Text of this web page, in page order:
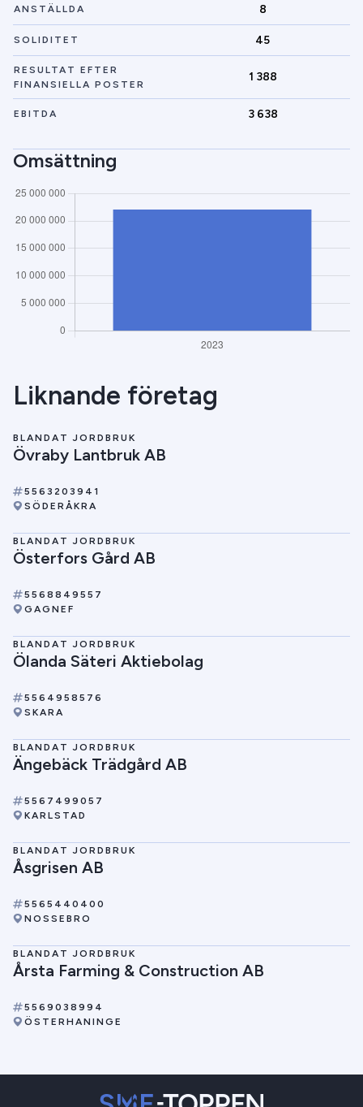
ANSTÄLLDA 8
SOLIDITET 45
RESULTAT EFTER
FINANSIELLA POSTER
1 388
EBITDA 3 638
Omsättning
Liknande företag
BLANDAT JORDBRUK
Övraby Lantbruk AB
5563203941
SÖDERÅKRA
BLANDAT JORDBRUK
Österfors Gård AB
5568849557
GAGNEF
BLANDAT JORDBRUK
Ölanda Säteri Aktiebolag
5564958576
SKARA
BLANDAT JORDBRUK
Ängebäck Trädgård AB
5567499057
KARLSTAD
BLANDAT JORDBRUK
Åsgrisen AB
5565440400
NOSSEBRO
BLANDAT JORDBRUK
Årsta Farming & Construction AB
5569038994
ÖSTERHANINGE